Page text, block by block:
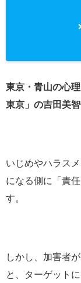
東京・青山の心
東京」の吉田美
いじめやハラス
になる側に「責
す。
しかし、加害者
と、ターゲット